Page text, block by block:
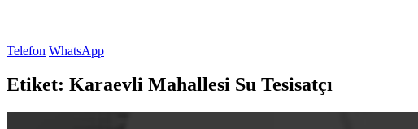
Telefon WhatsApp
Etiket: Karaevli Mahallesi Su Tesisatçı